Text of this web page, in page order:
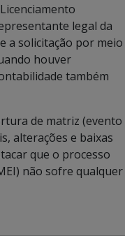
legal da
a solicitação por meio
houver
também
de matriz (evento
alterações e baixas
que o processo
não sofre qualquer